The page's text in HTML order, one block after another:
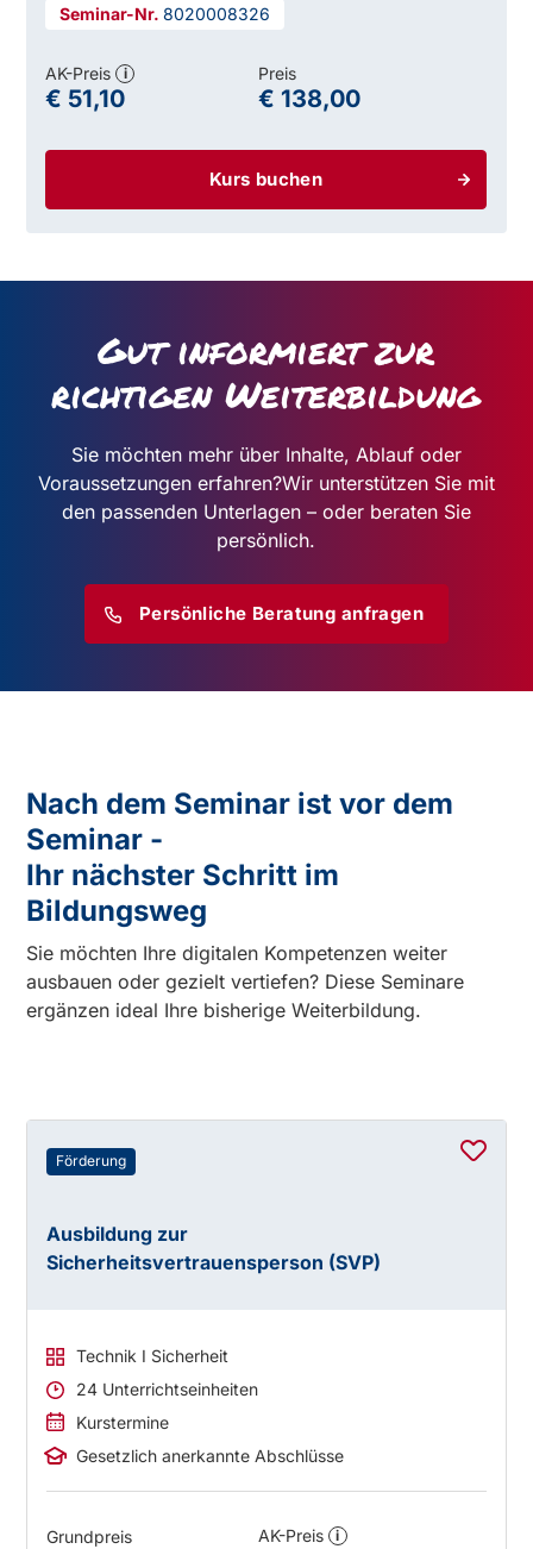
8020008326
Kurs buchen
AK-Preis i
€ 51,10
Preis
€ 138,00
Gut informiert zur
richtigen Weiterbildung
Sie möchten mehr über Inhalte, Ablauf oder
Voraussetzungen erfahren?Wir unterstützen Sie mit
den passenden Unterlagen – oder beraten Sie
persönlich.
Persönliche Beratung anfragen
Nach dem Seminar ist vor dem
Seminar -
Ihr nächster Schritt im
Bildungsweg
Sie möchten Ihre digitalen Kompetenzen weiter
ausbauen oder gezielt vertiefen? Diese Seminare
ergänzen ideal Ihre bisherige Weiterbildung.
Förderung
Ausbildung zur
Sicherheitsvertrauensperson (SVP)
Technik I Sicherheit
24 Unterrichtseinheiten
Kurstermine
Gesetzlich anerkannte Abschlüsse
Grundpreis AK-Preis i